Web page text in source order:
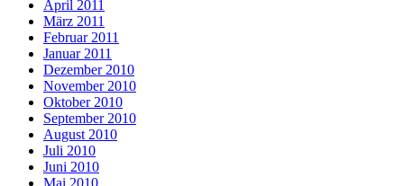
April 2011
März 2011
Februar 2011
Januar 2011
Dezember 2010
November 2010
Oktober 2010
September 2010
August 2010
Juli 2010
Juni 2010
Mai 2010